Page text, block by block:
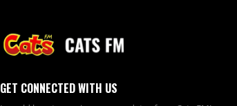
GET CONNECTED WITH US